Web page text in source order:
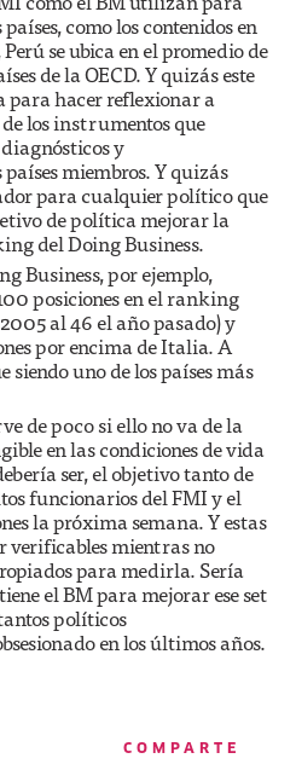
como los contenidos en
se ubica en el promedio de
de la OECD. Y quizás este
para hacer reflexionar a
los instrumentos que
y
miembros. Y quizás
para cualquier político que
de política mejorar la
del Doing Business.
Business, por ejemplo,
posiciones en el ranking
al 46 el año pasado) y
por encima de Italia. A
siendo uno de los países más
de poco si ello no va de la
en las condiciones de vida
ser, el objetivo tanto de
funcionarios del FMI y el
la próxima semana. Y estas
verificables mientras no
para medirla. Sería
el BM para mejorar ese set
políticos
en los últimos años.
COMPARTE